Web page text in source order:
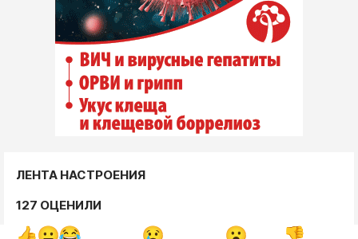
ЛЕНТА НАСТРОЕНИЯ
127 ОЦЕНИЛИ